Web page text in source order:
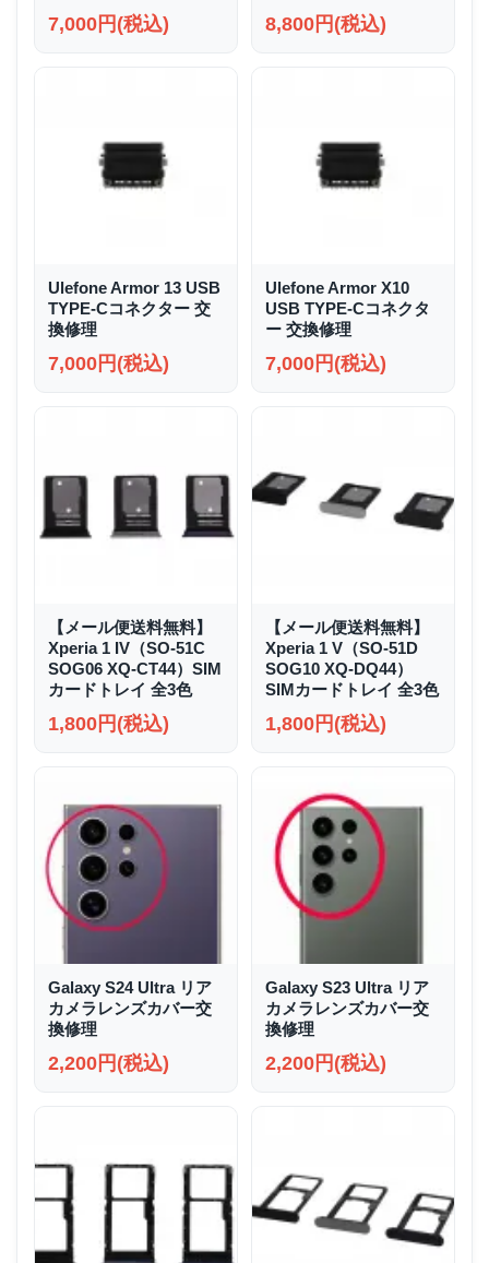
7,000円(税込) 8,800円(税込)
Ulefone Armor 13 USB
TYPE-Cコネクター 交
換修理
7,000円(税込)
Ulefone Armor X10
USB TYPE-Cコネクタ
ー 交換修理
7,000円(税込)
【メール便送料無料】
Xperia 1 IV（SO-51C
SOG06 XQ-CT44）SIM
カードトレイ 全3色
1,800円(税込)
【メール便送料無料】
Xperia 1 V（SO-51D
SOG10 XQ-DQ44）
SIMカードトレイ 全3色
1,800円(税込)
Galaxy S24 Ultra リア
カメラレンズカバー交
換修理
2,200円(税込)
Galaxy S23 Ultra リア
カメラレンズカバー交
換修理
2,200円(税込)